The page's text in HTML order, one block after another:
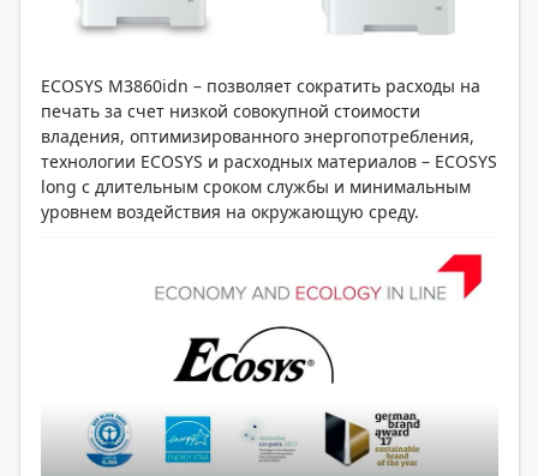
ECOSYS M3860idn – позволяет сократить расходы на
печать за счет низкой совокупной стоимости
владения, оптимизированного энергопотребления,
технологии ECOSYS и расходных материалов – ECOSYS
long с длительным сроком службы и минимальным
уровнем воздействия на окружающую среду.